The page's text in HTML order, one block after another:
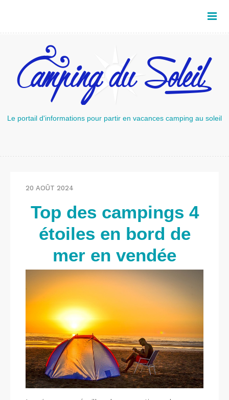
Le portail d'informations pour partir en vacances camping au soleil
20 AOÛT 2024
Top des campings 4
étoiles en bord de
mer en vendée